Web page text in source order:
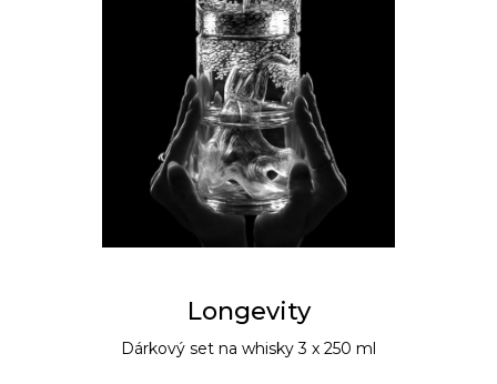
Longevity
Dárkový set na whisky 3 x 250 ml